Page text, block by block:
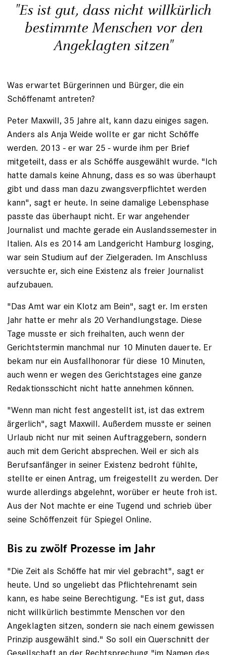
"Es ist gut, dass nicht willkürlich
bestimmte Menschen vor den
Angeklagten sitzen"
Was erwartet Bürgerinnen und Bürger, die ein
Schöffenamt antreten?
Peter Maxwill, 35 Jahre alt, kann dazu einiges sagen.
Anders als Anja Weide wollte er gar nicht Schöffe
werden. 2013 - er war 25 - wurde ihm per Brief
mitgeteilt, dass er als Schöffe ausgewählt wurde. "Ich
hatte damals keine Ahnung, dass es so was überhaupt
gibt und dass man dazu zwangsverpflichtet werden
kann", sagt er heute. In seine damalige Lebensphase
passte das überhaupt nicht. Er war angehender
Journalist und machte gerade ein Auslandssemester in
Italien. Als es 2014 am Landgericht Hamburg losging,
war sein Studium auf der Zielgeraden. Im Anschluss
versuchte er, sich eine Existenz als freier Journalist
aufzubauen.
"Das Amt war ein Klotz am Bein", sagt er. Im ersten
Jahr hatte er mehr als 20 Verhandlungstage. Diese
Tage musste er sich freihalten, auch wenn der
Gerichtstermin manchmal nur 10 Minuten dauerte. Er
bekam nur ein Ausfallhonorar für diese 10 Minuten,
auch wenn er wegen des Gerichtstages eine ganze
Redaktionsschicht nicht hatte annehmen können.
"Wenn man nicht fest angestellt ist, ist das extrem
ärgerlich", sagt Maxwill. Außerdem musste er seinen
Urlaub nicht nur mit seinen Auftraggebern, sondern
auch mit dem Gericht absprechen. Weil er sich als
Berufsanfänger in seiner Existenz bedroht fühlte,
stellte er einen Antrag, um freigestellt zu werden. Der
wurde allerdings abgelehnt, worüber er heute froh ist.
Aus der Not machte er eine Tugend und schrieb über
seine Schöffenzeit für Spiegel Online.
Bis zu zwölf Prozesse im Jahr
"Die Zeit als Schöffe hat mir viel gebracht", sagt er
heute. Und so ungeliebt das Pflichtehrenamt sein
kann, es habe seine Berechtigung. "Es ist gut, dass
nicht willkürlich bestimmte Menschen vor den
Angeklagten sitzen, sondern sie nach einem gewissen
Prinzip ausgewählt sind." So soll ein Querschnitt der